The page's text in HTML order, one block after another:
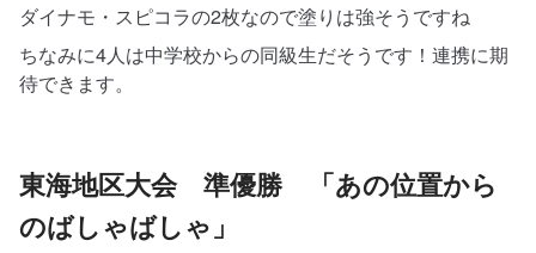
ダイナモ・スピコラの2枚なので塗りは強そうですね
ちなみに4人は中学校からの同級生だそうです！連携に期
待できます。
東海地区大会 準優勝 「あの位置から
のばしゃばしゃ」